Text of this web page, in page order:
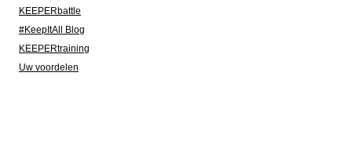
KEEPERbattle
#KeepItAll Blog
KEEPERtraining
Uw voordelen